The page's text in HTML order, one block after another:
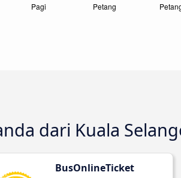
dari Kuala
BusOnlineTicket